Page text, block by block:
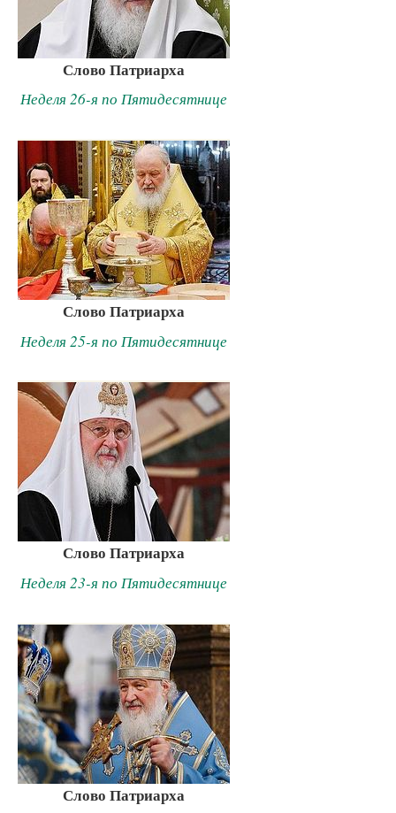
Слово Патриарха
Неделя 26-я по Пятидесятнице
Слово Патриарха
Неделя 25-я по Пятидесятнице
Слово Патриарха
Неделя 23-я по Пятидесятнице
Слово Патриарха